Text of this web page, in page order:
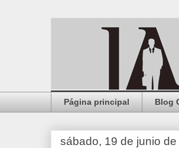
Página principal Blog
sábado, 19 de junio de